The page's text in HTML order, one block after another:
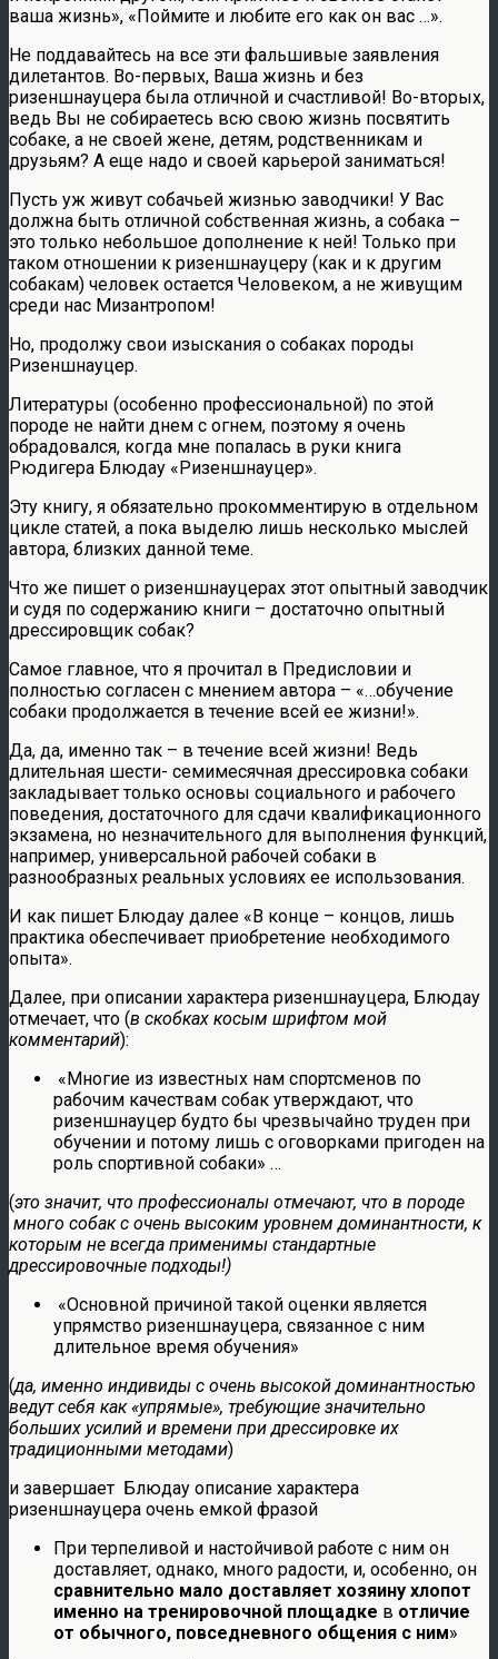
ваша жизнь», «Поймите и любите его как он вас …».
Не поддавайтесь на все эти фальшивые заявления
дилетантов. Во-первых, Ваша жизнь и без
ризеншнауцера была отличной и счастливой! Во-вторых,
ведь Вы не собираетесь всю свою жизнь посвятить
собаке, а не своей жене, детям, родственникам и
друзьям? А еще надо и своей карьерой заниматься!
Пусть уж живут собачьей жизнью заводчики! У Вас
должна быть отличной собственная жизнь, а собака –
это только небольшое дополнение к ней! Только при
таком отношении к ризеншнауцеру (как и к другим
собакам) человек остается Человеком, а не живущим
среди нас Мизантропом!
Но, продолжу свои изыскания о собаках породы
Ризеншнауцер.
Литературы (особенно профессиональной) по этой
породе не найти днем с огнем, поэтому я очень
обрадовался, когда мне попалась в руки книга
Рюдигера Блюдау «Ризеншнауцер».
Эту книгу, я обязательно прокомментирую в отдельном
цикле статей, а пока выделю лишь несколько мыслей
автора, близких данной теме.
Что же пишет о ризеншнауцерах этот опытный заводчик
и судя по содержанию книги – достаточно опытный
дрессировщик собак?
Самое главное, что я прочитал в Предисловии и
полностью согласен с мнением автора – «…обучение
собаки продолжается в течение всей ее жизни!».
Да, да, именно так – в течение всей жизни! Ведь
длительная шести- семимесячная дрессировка собаки
закладывает только основы социального и рабочего
поведения, достаточного для сдачи квалификационного
экзамена, но незначительного для выполнения функций,
например, универсальной рабочей собаки в
разнообразных реальных условиях ее использования.
И как пишет Блюдау далее «В конце – концов, лишь
практика обеспечивает приобретение необходимого
опыта».
Далее, при описании характера ризеншнауцера, Блюдау
отмечает, что (в скобках косым шрифтом мой
комментарий):
«Многие из известных нам спортсменов по
рабочим качествам собак утверждают, что
ризеншнауцер будто бы чрезвычайно труден при
обучении и потому лишь с оговорками пригоден на
роль спортивной собаки» …
(это значит, что профессионалы отмечают, что в породе
много собак с очень высоким уровнем доминантности, к
которым не всегда применимы стандартные
дрессировочные подходы!)
«Основной причиной такой оценки является
упрямство ризеншнауцера, связанное с ним
длительное время обучения»
(да, именно индивиды с очень высокой доминантностью
ведут себя как «упрямые», требующие значительно
больших усилий и времени при дрессировке их
традиционными методами)
и завершает Блюдау описание характера
ризеншнауцера очень емкой фразой
При терпеливой и настойчивой работе с ним он
доставляет, однако, много радости, и, особенно, он
сравнительно мало доставляет хозяину хлопот
именно на тренировочной площадке в отличие
от обычного, повседневного общения с ним»